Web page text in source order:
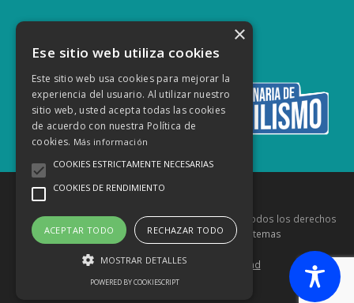
Twitter
Facebook
Instagram
YouTube
CopyrightFederación Canaria de Automovilismo - Todos los derechos
reservados Diseñado por Innovaq Sistemas
Aviso Legal Política de Privacidad
×
Ese sitio web utiliza cookies
Este sitio web usa cookies para mejorar la
experiencia del usuario. Al utilizar nuestro
sitio web, usted acepta todas las cookies
de acuerdo con nuestra Política de
cookies. Más información
COOKIES ESTRICTAMENTE NECESARIAS
COOKIES DE RENDIMIENTO
ACEPTAR TODO RECHAZAR TODO
MOSTRAR DETALLES
POWERED BY COOKIESCRIPT